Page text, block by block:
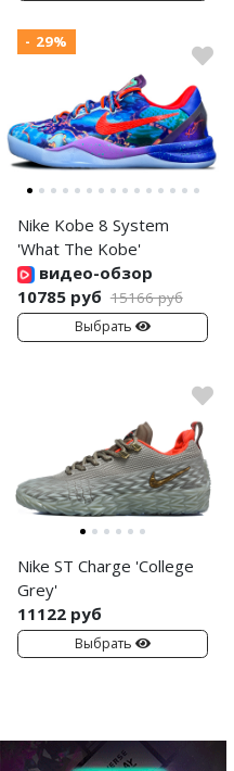
- 29%
Nike Kobe 8 System
'What The Kobe'
видео-обзор
10785 руб 15166 руб
Выбрать
Nike ST Charge 'College
Grey'
11122 руб
Выбрать